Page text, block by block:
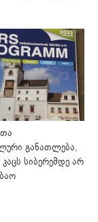
განათლება,
სიბერემდე არ